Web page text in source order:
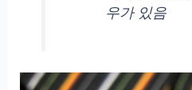
우가 있음